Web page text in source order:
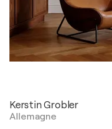
Kerstin Grobler
Allemagne